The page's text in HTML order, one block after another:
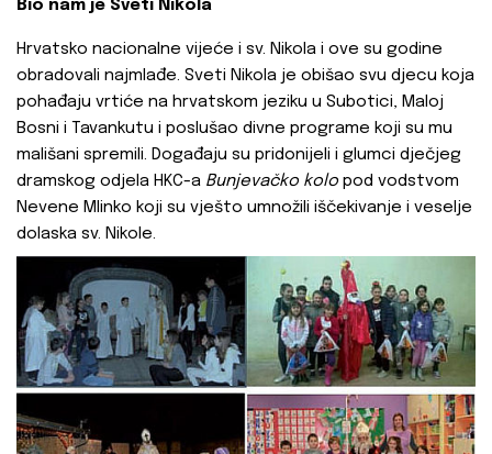
Bio nam je Sveti Nikola
Hrvatsko nacionalne vijeće i sv. Nikola i ove su godine
obradovali najmlađe. Sveti Nikola je obišao svu djecu koja
pohađaju vrtiće na hrvatskom jeziku u Subotici, Maloj
Bosni i Tavankutu i poslušao divne programe koji su mu
mališani spremili. Događaju su pridonijeli i glumci dječjeg
dramskog odjela HKC-a Bunjevačko kolo pod vodstvom
Nevene Mlinko koji su vješto umnožili iščekivanje i veselje
dolaska sv. Nikole.